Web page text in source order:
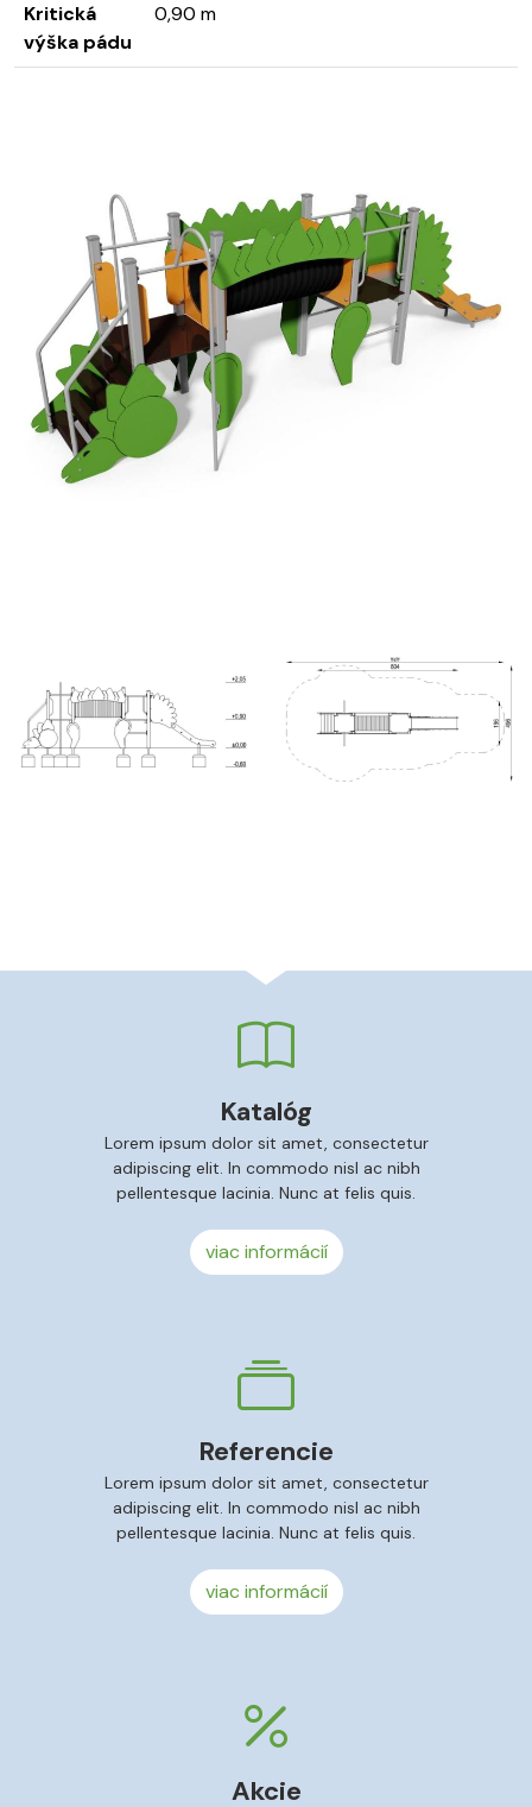
Kritická
výška pádu
0,90 m
Katalóg
Lorem ipsum dolor sit amet, consectetur
adipiscing elit. In commodo nisl ac nibh
pellentesque lacinia. Nunc at felis quis.
viac informácií
Referencie
Lorem ipsum dolor sit amet, consectetur
adipiscing elit. In commodo nisl ac nibh
pellentesque lacinia. Nunc at felis quis.
viac informácií
Akcie